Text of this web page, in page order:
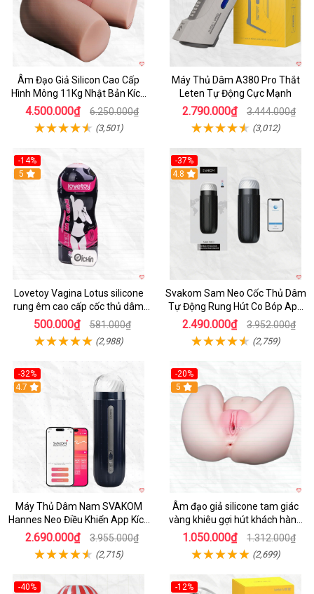
Âm Đạo Giả Silicon Cao Cấp
Hình Mông 11Kg Nhật Bản Kích
Thước Như Thật
4.500.000₫ 6.250.000₫
(3,501)
Máy Thủ Dâm A380 Pro Thắt
Leten Tự Động Cực Mạnh
2.790.000₫ 3.444.000₫
(3,012)
-14%
Hot
5
Lovetoy Vagina Lotus silicone
rung êm cao cấp cốc thủ dâm
nam
500.000₫ 581.000₫
(2,988)
-37%
4.8
Svakom Sam Neo Cốc Thủ Dâm
Tự Động Rung Hút Co Bóp App
Điều Khiển
2.490.000₫ 3.952.000₫
(2,759)
-32%
Hot
4.7
Máy Thủ Dâm Nam SVAKOM
Hannes Neo Điều Khiển App Kích
Thích
2.690.000₫ 3.955.000₫
(2,715)
-20%
Hot
5
Âm đạo giả silicone tam giác
vàng khiêu gợi hút khách hàng
nam
1.050.000₫ 1.312.000₫
(2,699)
-40% -12%